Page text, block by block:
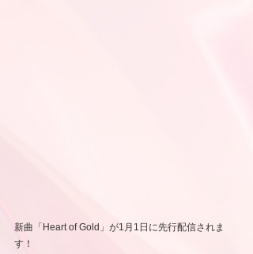
新曲「Heart of Gold」が1月1日に先行配信されま
す！